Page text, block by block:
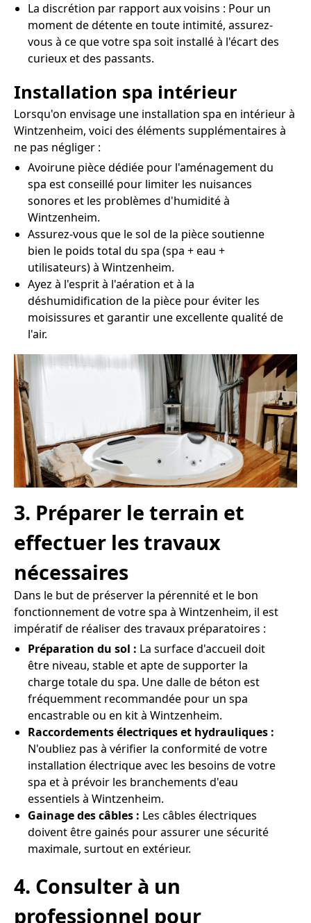
La discrétion par rapport aux voisins : Pour un
moment de détente en toute intimité, assurez-
vous à ce que votre spa soit installé à l'écart des
curieux et des passants.
Installation spa intérieur
Lorsqu'on envisage une installation spa en intérieur à
Wintzenheim, voici des éléments supplémentaires à
ne pas négliger :
Avoirune pièce dédiée pour l'aménagement du
spa est conseillé pour limiter les nuisances
sonores et les problèmes d'humidité à
Wintzenheim.
Assurez-vous que le sol de la pièce soutienne
bien le poids total du spa (spa + eau +
utilisateurs) à Wintzenheim.
Ayez à l'esprit à l'aération et à la
déshumidification de la pièce pour éviter les
moisissures et garantir une excellente qualité de
l'air.
3. Préparer le terrain et
effectuer les travaux
nécessaires
Dans le but de préserver la pérennité et le bon
fonctionnement de votre spa à Wintzenheim, il est
impératif de réaliser des travaux préparatoires :
Préparation du sol : La surface d'accueil doit
être niveau, stable et apte de supporter la
charge totale du spa. Une dalle de béton est
fréquemment recommandée pour un spa
encastrable ou en kit à Wintzenheim.
Raccordements électriques et hydrauliques :
N'oubliez pas à vérifier la conformité de votre
installation électrique avec les besoins de votre
spa et à prévoir les branchements d'eau
essentiels à Wintzenheim.
Gainage des câbles : Les câbles électriques
doivent être gainés pour assurer une sécurité
maximale, surtout en extérieur.
4. Consulter à un
professionnel pour